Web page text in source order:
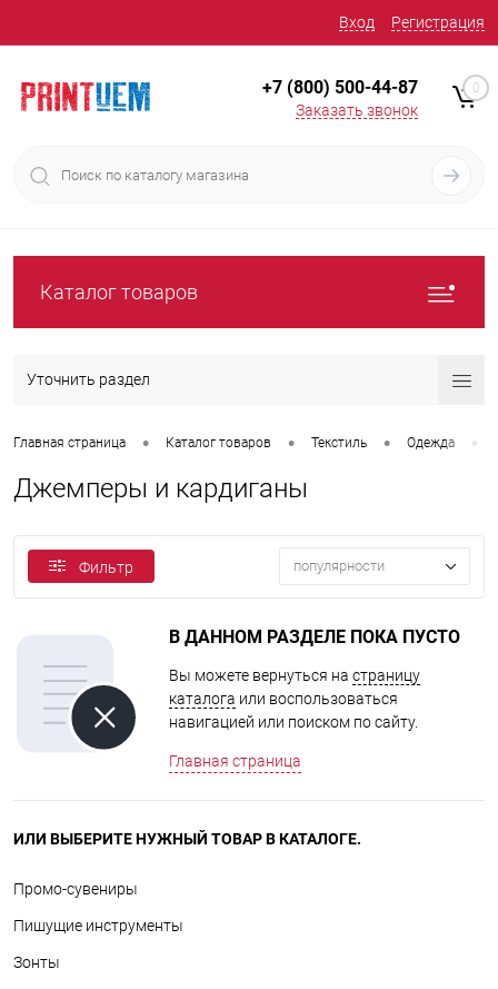
Вход Регистрация
+7 (800) 500-44-87
Заказать звонок
0
Каталог товаров
Уточнить раздел
Главная страница • Каталог товаров • Текстиль • Одежда •
Джемперы и кардиганы
Фильтр популярности
В ДАННОМ РАЗДЕЛЕ ПОКА ПУСТО
Вы можете вернуться на страницу
каталога или воспользоваться
навигацией или поиском по сайту.
Главная страница
ИЛИ ВЫБЕРИТЕ НУЖНЫЙ ТОВАР В КАТАЛОГЕ.
Промо-сувениры
Пишущие инструменты
Зонты